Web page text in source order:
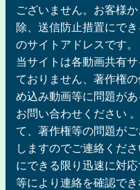
ございません。お客様
除、送信防止措置にで
のサイトアドレスです
当サイトは各動画共有
ておりません、著作権
め込み動画等に問題が
お問い合わせください
て、著作権等の問題が
しますのでご連絡くだ
にできる限り迅速に対
等により連絡を確認でき